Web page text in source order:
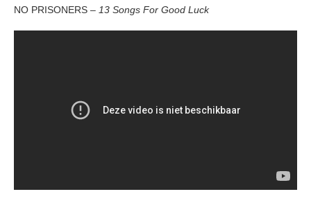
NO PRISONERS – 13 Songs For Good Luck